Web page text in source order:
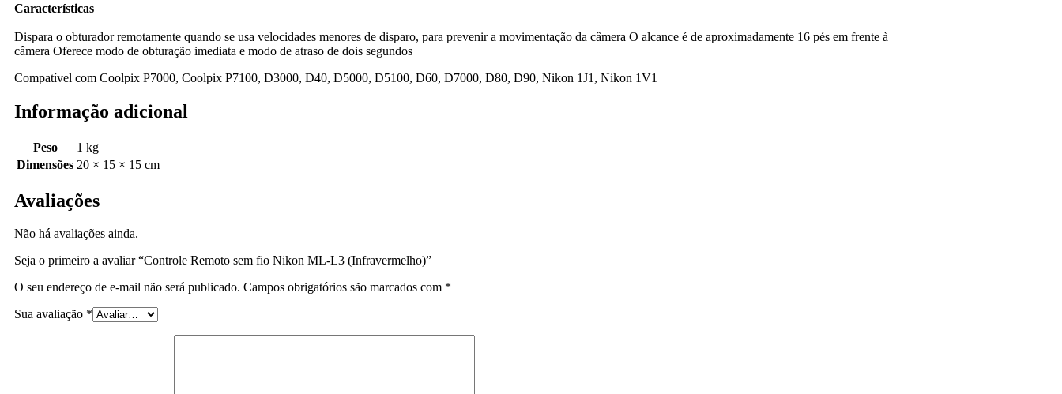
Características
Dispara o obturador remotamente quando se usa velocidades menores de disparo, para prevenir a movimentação da câmera O alcance é de aproximadamente 16 pés em frente à
câmera Oferece modo de obturação imediata e modo de atraso de dois segundos
Compatível com Coolpix P7000, Coolpix P7100, D3000, D40, D5000, D5100, D60, D7000, D80, D90, Nikon 1J1, Nikon 1V1
Informação adicional
Peso
1 kg
Dimensões 20 × 15 × 15 cm
Avaliações
Não há avaliações ainda.
Seja o primeiro a avaliar “Controle Remoto sem fio Nikon ML-L3 (Infravermelho)”
O seu endereço de e-mail não será publicado. Campos obrigatórios são marcados com *
Sua avaliação *